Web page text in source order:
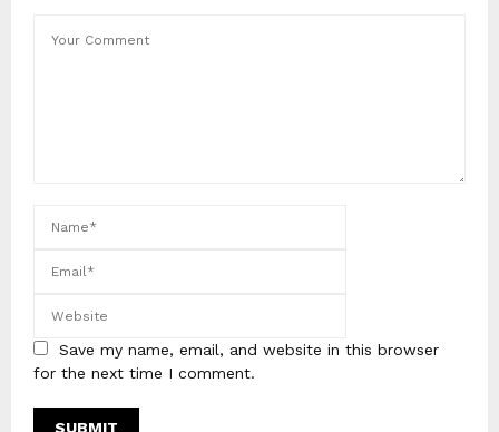
Save my name, email, and website in this browser
for the next time I comment.